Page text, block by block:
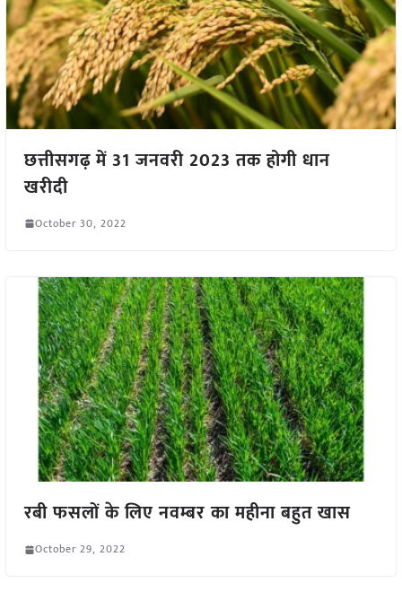
छत्तीसगढ़ में 31 जनवरी 2023 तक होगी धान
खरीदी
October 30, 2022
रबी फसलों के लिए नवम्बर का महीना बहुत खास
October 29, 2022